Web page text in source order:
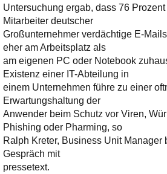
Untersuchung ergab, dass 76
Mitarbeiter deutscher
Großunternehmer verdächtige E-
eher am Arbeitsplatz als
am eigenen PC oder Notebook
Existenz einer IT-Abteilung in
einem Unternehmen führe zu einer
Erwartungshaltung der
Anwender beim Schutz vor Viren,
Phishing oder Pharming, so
Ralph Kreter, Business Unit Manager
Gespräch mit
pressetext.
Ihre E-Mail
Adresse:
E-Mail
E-Mail bestätigen